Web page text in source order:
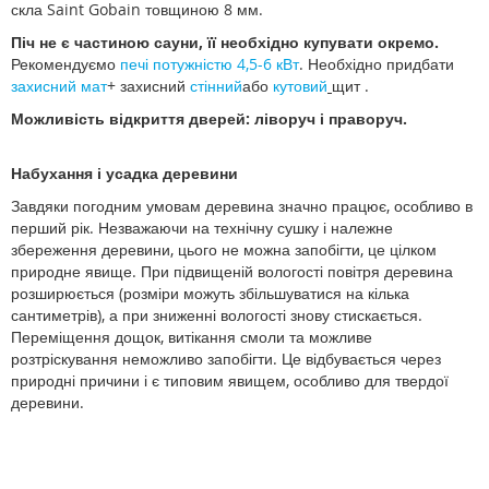
скла Saint Gobain товщиною 8 мм.
Піч не є частиною сауни, її необхідно купувати окремо.
Рекомендуємо печі потужністю 4,5-6 кВт. Необхідно придбати
захисний мат+ захисний стіннийабо кутовий щит .
Можливість відкриття дверей: ліворуч і праворуч.
Набухання і усадка деревини
Завдяки погодним умовам деревина значно працює, особливо в
перший рік. Незважаючи на технічну сушку і належне
збереження деревини, цього не можна запобігти, це цілком
природне явище. При підвищеній вологості повітря деревина
розширюється (розміри можуть збільшуватися на кілька
сантиметрів), а при зниженні вологості знову стискається.
Переміщення дощок, витікання смоли та можливе
розтріскування неможливо запобігти. Це відбувається через
природні причини і є типовим явищем, особливо для твердої
деревини.